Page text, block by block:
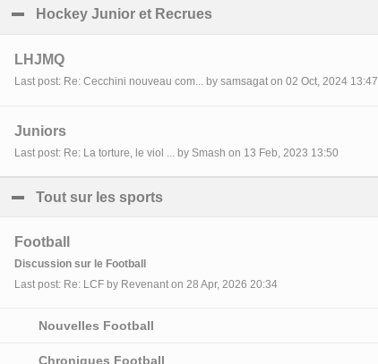
Hockey Junior et Recrues
LHJMQ
Last post: Re: Cecchini nouveau com... by samsagat on 02 Oct, 2024 13:47
Juniors
Last post: Re: La torture, le viol ... by Smash on 13 Feb, 2023 13:50
Tout sur les sports
Football
Discussion sur le Football
Last post: Re: LCF by Revenant on 28 Apr, 2026 20:34
Nouvelles Football
Chroniques Football